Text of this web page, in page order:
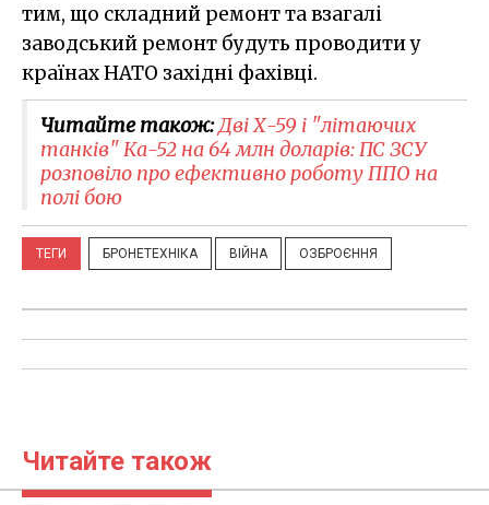
тим, що складний ремонт та взагалі
заводський ремонт будуть проводити у
країнах НАТО західні фахівці.
Читайте також:Дві Х-59 і "літаючих
танків" Ка-52 на 64 млн доларів: ПС ЗСУ
розповіло про ефективно роботу ППО на
полі бою
ТЕГИ БРОНЕТЕХНІКА ВІЙНА ОЗБРОЄННЯ
Читайте також